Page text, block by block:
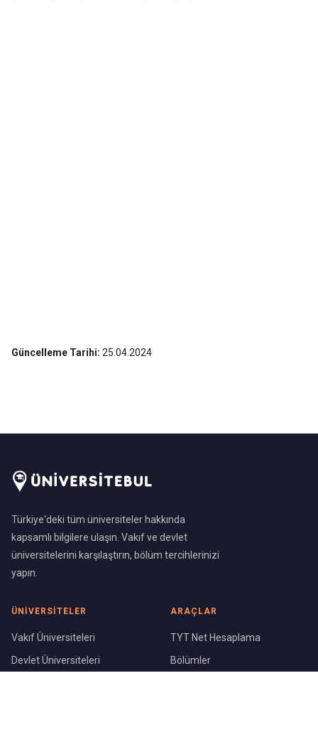
Güncelleme Tarihi: 25.04.2024
Türkiye'deki tüm üniversiteler hakkında
kapsamlı bilgilere ulaşın. Vakıf ve devlet
üniversitelerini karşılaştırın, bölüm tercihlerinizi
yapın.
ÜNIVERSITELER
Vakıf Üniversiteleri
Devlet Üniversiteleri
ARAÇLAR
TYT Net Hesaplama
Bölümler